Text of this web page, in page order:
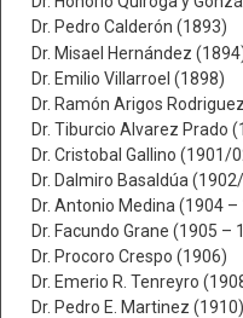
Dr. Pedro Calderón (1893)
Dr. Misael Hernández
Dr. Emilio Villarroel (1898)
Dr. Ramón Arigos
Dr. Tiburcio Alvarez Prado
Dr. Cristobal Gallino (1901/
Dr. Dalmiro Basaldúa
Dr. Antonio Medina (1904
Dr. Facundo Grane (1905 –
Dr. Procoro Crespo (1906)
Dr. Emerio R. Tenreyro
Dr. Pedro E. Martinez (1910)